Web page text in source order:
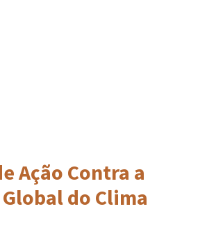
Ação Contra a
do Clima